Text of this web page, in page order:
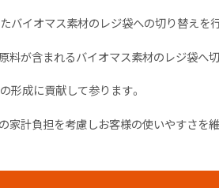
バイオマス素材のレジ袋への切り替えを
料が含まれるバイオマス素材のレジ袋へ
形成に貢献して参ります。
計負担を考慮しお客様の使いやすさを維